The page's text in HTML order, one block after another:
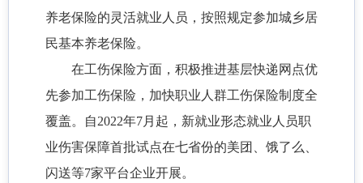
养老保险的灵活就业人员，按照规定参加城乡居
民基本养老保险。
在工伤保险方面，积极推进基层快递网点优
先参加工伤保险，加快职业人群工伤保险制度全
覆盖。自2022年7月起，新就业形态就业人员职
业伤害保障首批试点在七省份的美团、饿了么、
闪送等7家平台企业开展。